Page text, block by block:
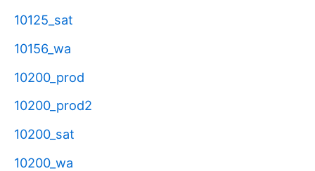
10125_sat
10156_wa
10200_prod
10200_prod2
10200_sat
10200_wa